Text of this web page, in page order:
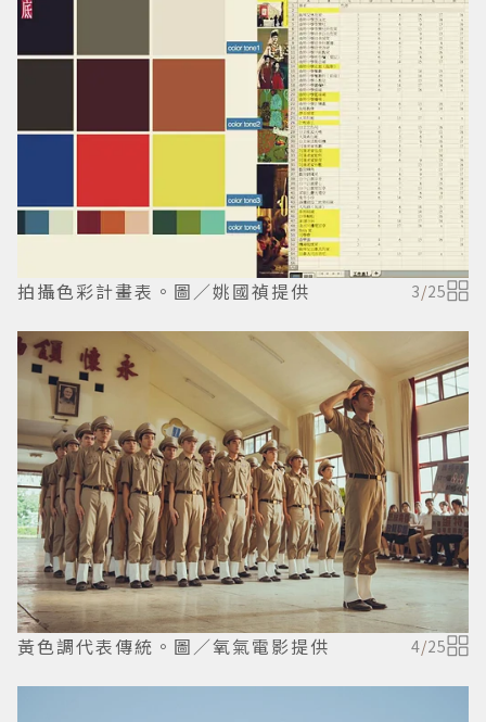
拍攝色彩計畫表。圖／姚國禎提供 3/25
黃色調代表傳統。圖／氧氣電影提供 4/25